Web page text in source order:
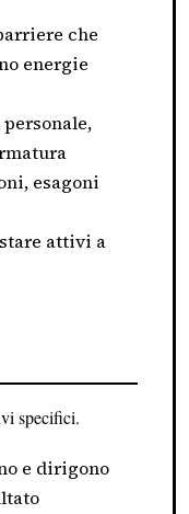
che
energie
esagoni
attivi a
specifici.
e dirigono